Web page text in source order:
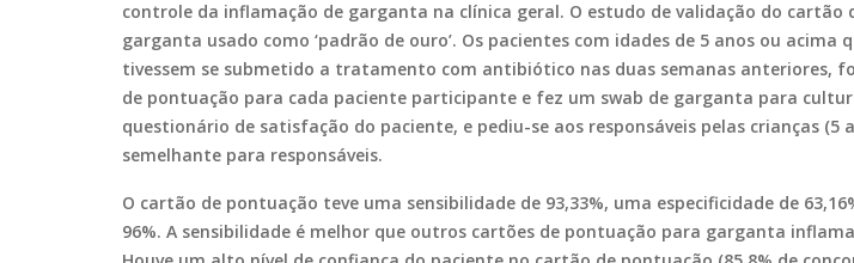
controle da inflamação de garganta na clínica geral. O estudo de validação do
garganta usado como ‘padrão de ouro’. Os pacientes com idades de 5 anos ou
tivessem se submetido a tratamento com antibiótico nas duas semanas anteriores,
de pontuação para cada paciente participante e fez um swab de garganta para
questionário de satisfação do paciente, e pediu-se aos responsáveis pelas crianças
semelhante para responsáveis.
O cartão de pontuação teve uma sensibilidade de 93,33%, uma especificidade de
96%. A sensibilidade é melhor que outros cartões de pontuação para garganta